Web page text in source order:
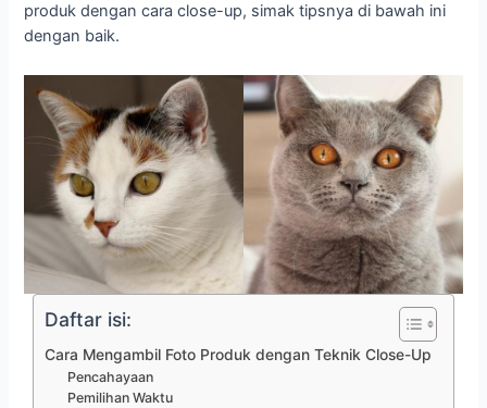
produk dengan cara close-up, simak tipsnya di bawah ini
dengan baik.
Daftar isi:
Cara Mengambil Foto Produk dengan Teknik Close-Up
Pencahayaan
Pemilihan Waktu